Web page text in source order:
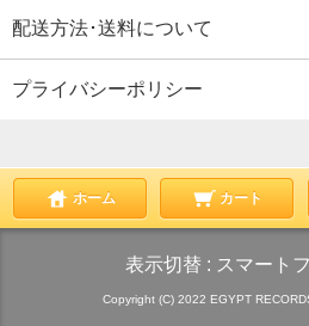
配送方法･送料について
プライバシーポリシー
ホーム カート
表示切替 : スマート
Copyright (C) 2022 EGYPT